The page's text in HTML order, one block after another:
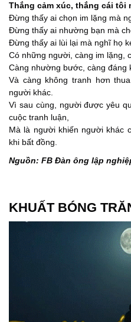
Thắng cảm xúc, thắng cái tôi
Đừng thấy ai chọn im lặng mà
Đừng thấy ai nhường bạn mà
Đừng thấy ai lùi lại mà nghĩ họ
Có những người, càng im lặng,
Càng nhường bước, càng đáng
Và càng không tranh hơn
người khác.
Vì sau cùng, người được yêu
cuộc tranh luận,
Mà là người khiến người khác
khi bất đồng.
Nguồn: FB Đàn ông lập
KHUẤT BÓNG